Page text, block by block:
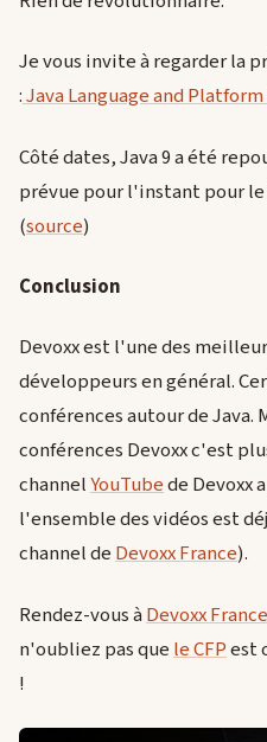
Je vous invite à regarder la
:Java Language and
Côté dates, Java 9 a été
prévue pour l'instant pour
(source)
Conclusion
Devoxx est l'une des
développeurs en général.
conférences autour de Java.
conférences Devoxx c'est
channelYouTubede Devoxx
l'ensemble des vidéos est
channel deDevoxx France).
Rendez-vous àDevoxx France
n'oubliez pas quele CFPest
!